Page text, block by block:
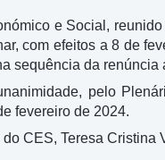
e Social,
com efeitos a 8 de
sequência da
pelo
fevereiro de 2024.
CES, Teresa Cristina